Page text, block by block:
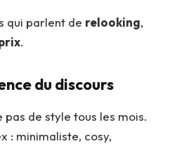
qui parlent de relooking,
.
du discours
pas de style tous les mois.
: minimaliste, cosy,